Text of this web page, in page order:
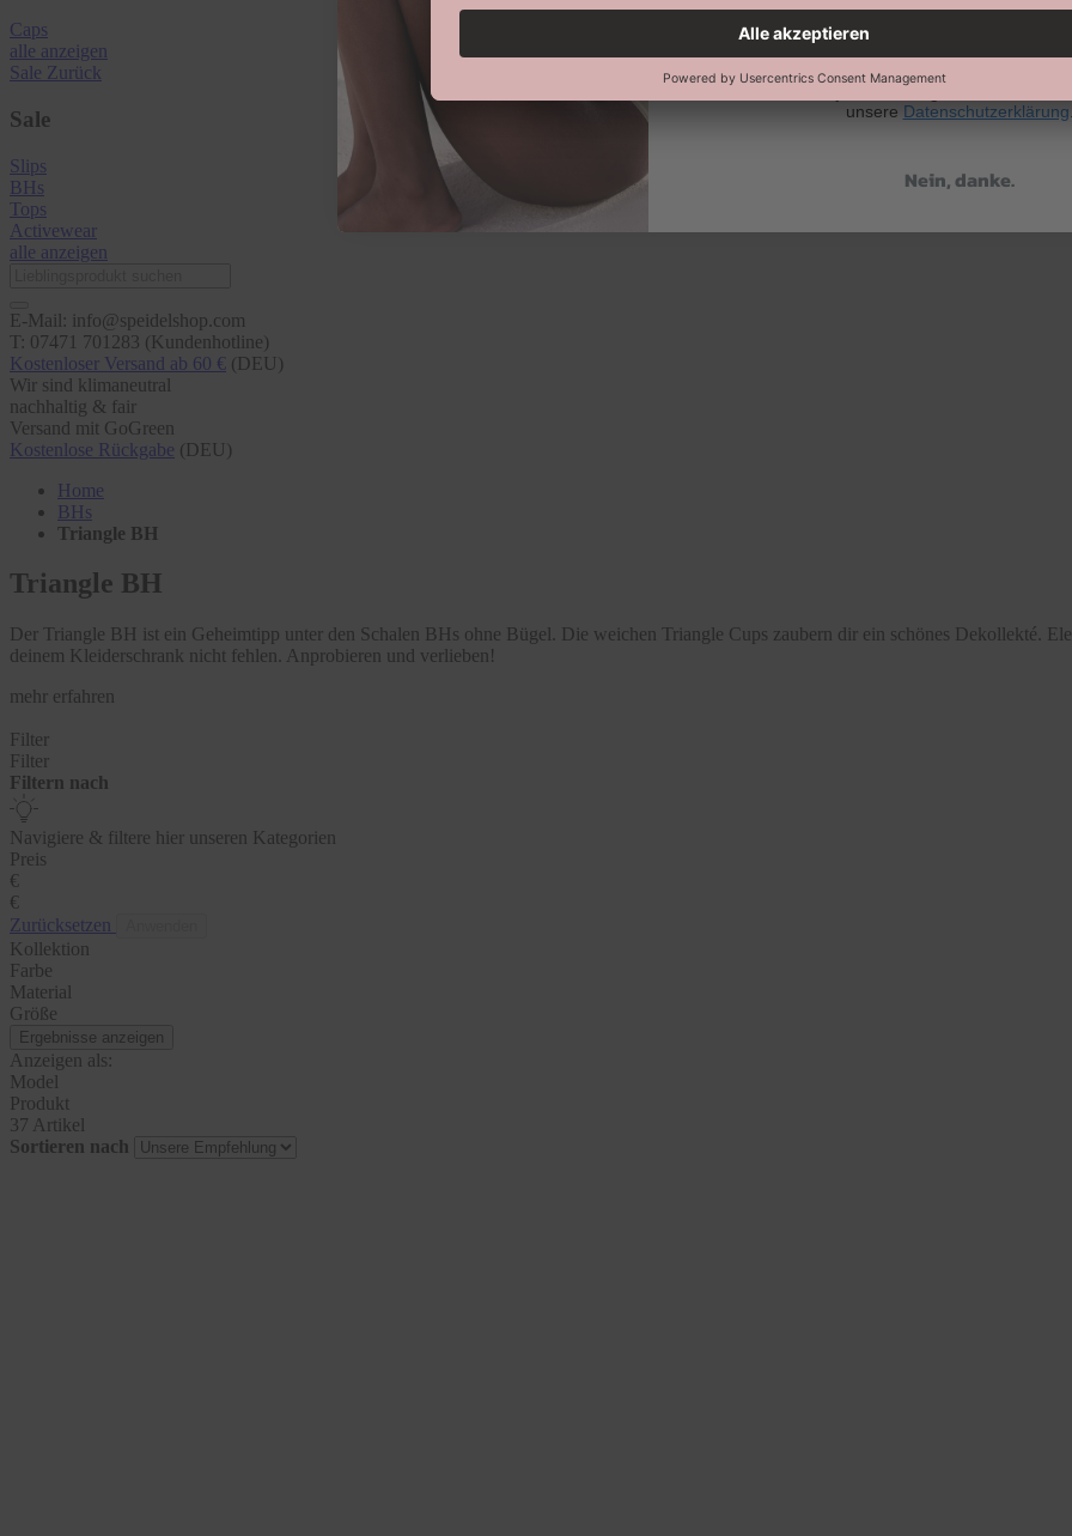
Caps
alle anzeigen
Sale Zurück
Sale
Slips
BHs
Tops
Activewear
alle anzeigen
E-Mail: info@speidelshop.com
T: 07471 701283 (Kundenhotline)
Kostenloser Versand ab 60 € (DEU)
Wir sind klimaneutral
nachhaltig & fair
Versand mit GoGreen
Kostenlose Rückgabe (DEU)
Home
BHs
Triangle BH
Triangle BH
Der Triangle BH ist ein Geheimtipp unter den Schalen BHs ohne Bügel. Die weichen Triangle Cups zaubern dir ein schönes Dekollekté.
deinem Kleiderschrank nicht fehlen. Anprobieren und verlieben!
mehr erfahren
Filter
Filter
Filtern nach
Navigiere & filtere hier unseren Kategorien
Preis
€
€
Zurücksetzen
Kollektion
Farbe
Material
Größe
Ergebnisse anzeigen
Anzeigen als:
Model
Produkt
37 Artikel
Sortieren nach
Abonnieren
Keine Datenweitergabe an Dritte. Eine
jederzeit möglich. Hier findest
unsere Datenschutzerklärung
Nein, danke.